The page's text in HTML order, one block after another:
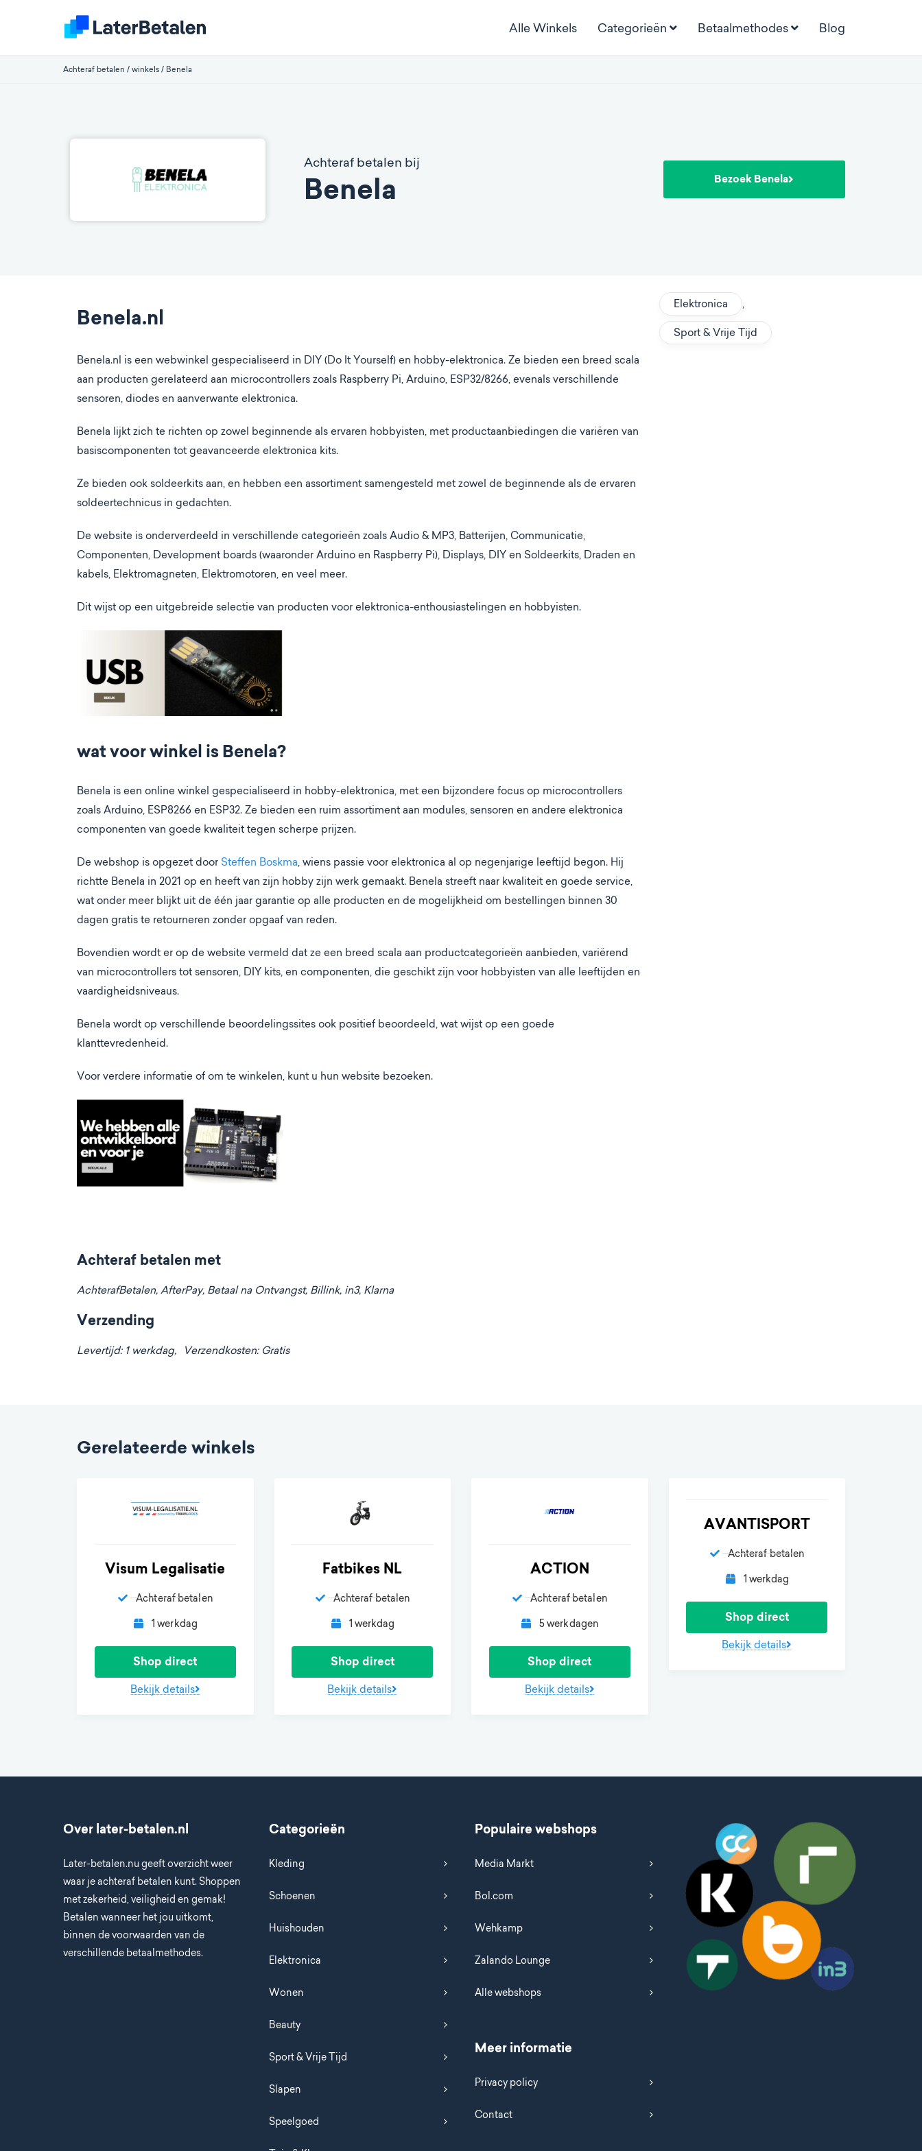
Alle Winkels Categorieën Betaalmethodes Blog
Achteraf betalen / winkels / Benela
Achteraf betalen bij
Benela Bezoek Benela
Benela.nl
Benela.nl is een webwinkel gespecialiseerd in DIY (Do It Yourself) en hobby-elektronica. Ze bieden een breed scala
aan producten gerelateerd aan microcontrollers zoals Raspberry Pi, Arduino, ESP32/8266, evenals verschillende
sensoren, diodes en aanverwante elektronica​​.
Benela lijkt zich te richten op zowel beginnende als ervaren hobbyisten, met productaanbiedingen die variëren van
basiscomponenten tot geavanceerde elektronica kits.
Ze bieden ook soldeerkits aan, en hebben een assortiment samengesteld met zowel de beginnende als de ervaren
soldeertechnicus in gedachten​​.
De website is onderverdeeld in verschillende categorieën zoals Audio & MP3, Batterijen, Communicatie,
Componenten, Development boards (waaronder Arduino en Raspberry Pi), Displays, DIY en Soldeerkits, Draden en
kabels, Elektromagneten, Elektromotoren, en veel meer.
Dit wijst op een uitgebreide selectie van producten voor elektronica-enthousiastelingen en hobbyisten.
wat voor winkel is Benela?
Benela is een online winkel gespecialiseerd in hobby-elektronica, met een bijzondere focus op microcontrollers
zoals Arduino, ESP8266 en ESP32. Ze bieden een ruim assortiment aan modules, sensoren en andere elektronica
componenten van goede kwaliteit tegen scherpe prijzen​​.
De webshop is opgezet door Steffen Boskma, wiens passie voor elektronica al op negenjarige leeftijd begon. Hij
richtte Benela in 2021 op en heeft van zijn hobby zijn werk gemaakt​​. Benela streeft naar kwaliteit en goede service,
wat onder meer blijkt uit de één jaar garantie op alle producten en de mogelijkheid om bestellingen binnen 30
dagen gratis te retourneren zonder opgaaf van reden​​.
Bovendien wordt er op de website vermeld dat ze een breed scala aan productcategorieën aanbieden, variërend
van microcontrollers tot sensoren, DIY kits, en componenten, die geschikt zijn voor hobbyisten van alle leeftijden en
vaardigheidsniveaus​​.
Benela wordt op verschillende beoordelingssites ook positief beoordeeld, wat wijst op een goede
klanttevredenheid​.
Voor verdere informatie of om te winkelen, kunt u hun website bezoeken.
Achteraf betalen met
AchterafBetalen, AfterPay, Betaal na Ontvangst, Billink, in3, Klarna
Verzending
Levertijd: 1 werkdag, Verzendkosten: Gratis
Elektronica
,
Sport & Vrije Tijd
Gerelateerde winkels
Visum Legalisatie
Achteraf betalen
1 werkdag
Shop direct
Bekijk details
Fatbikes NL
Achteraf betalen
1 werkdag
Shop direct
Bekijk details
ACTION
Achteraf betalen
5 werkdagen
Shop direct
Bekijk details
AVANTISPORT
Achteraf betalen
1 werkdag
Shop direct
Bekijk details
Over later-betalen.nl
Later-betalen.nu geeft overzicht weer
waar je achteraf betalen kunt. Shoppen
met zekerheid, veiligheid en gemak!
Betalen wanneer het jou uitkomt,
binnen de voorwaarden van de
verschillende betaalmethodes.
Categorieën
Kleding
Schoenen
Huishouden
Elektronica
Wonen
Beauty
Sport & Vrije Tijd
Slapen
Speelgoed
Populaire webshops
Media Markt
Bol.com
Wehkamp
Zalando Lounge
Alle webshops
Meer informatie
Privacy policy
Contact